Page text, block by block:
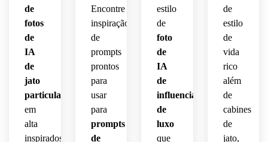
de
fotos
de
IA
de
jato
particular
em
alta
inspirados
Encontre
inspiração
de
prompts
prontos
para
usar
para
prompts
de
estilo
de
foto
de
IA
de
influenciador
de
luxo
que
de
estilo
de
vida
rico
além
de
cabines
de
jato,